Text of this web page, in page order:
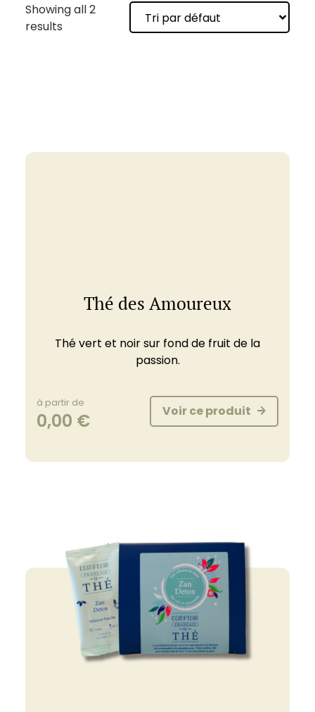
Showing all 2
results
Thé des Amoureux
Thé vert et noir sur fond de fruit de la
passion.
à partir de
0,00 € Voir ce produit